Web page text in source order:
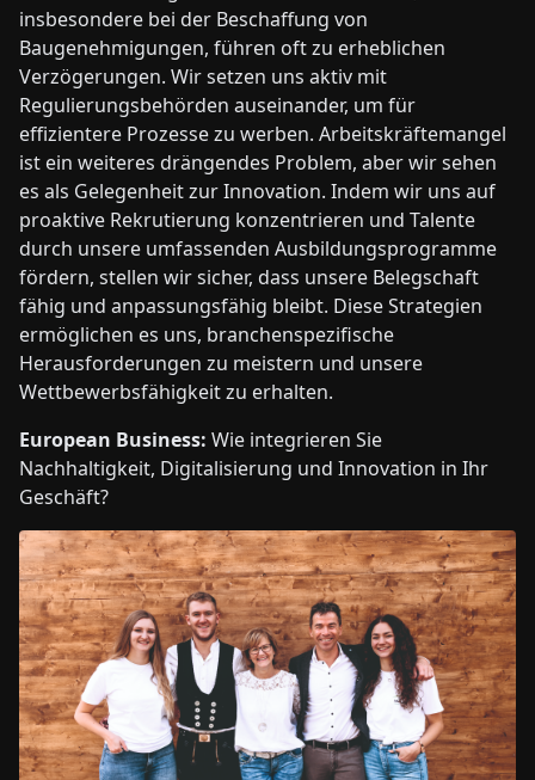
insbesondere bei der Beschaffung von
Baugenehmigungen, führen oft zu erheblichen
Verzögerungen. Wir setzen uns aktiv mit
Regulierungsbehörden auseinander, um für
effizientere Prozesse zu werben. Arbeitskräftemangel
ist ein weiteres drängendes Problem, aber wir sehen
es als Gelegenheit zur Innovation. Indem wir uns auf
proaktive Rekrutierung konzentrieren und Talente
durch unsere umfassenden Ausbildungsprogramme
fördern, stellen wir sicher, dass unsere Belegschaft
fähig und anpassungsfähig bleibt. Diese Strategien
ermöglichen es uns, branchenspezifische
Herausforderungen zu meistern und unsere
Wettbewerbsfähigkeit zu erhalten.
European Business: Wie integrieren Sie
Nachhaltigkeit, Digitalisierung und Innovation in Ihr
Geschäft?